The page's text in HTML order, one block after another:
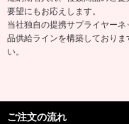
要望にもお応えします。
当社独自の提携サプライヤー
品供給ラインを構築しており
い。
ご注文の流れ